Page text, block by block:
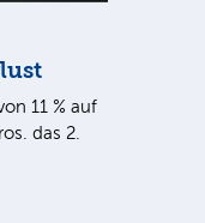
11 % auf
das 2.